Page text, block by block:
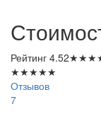
Рейтинг 4.52★★★
★★★★★
Отзывов
7